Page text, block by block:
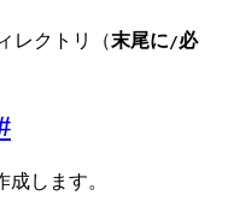
レクトリ（末尾に/必
成します。